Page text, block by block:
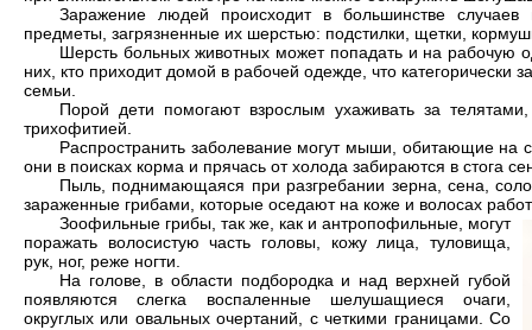
Заражение людей происходит в большинстве
предметы, загрязненные их шерстью: подстилки, щетки,
Шерсть больных животных может попадать и на рабочую
них, кто приходит домой в рабочей одежде, что категорически
семьи.
Порой дети помогают взрослым ухаживать за
трихофитией.
Распространить заболевание могут мыши, обитающие на
они в поисках корма и прячась от холода забираются в стога
Пыль, поднимающаяся при разгребании зерна, сена,
зараженные грибами, которые оседают на коже и волосах
Зоофильные грибы, так же, как и антропофильные, могут
поражать волосистую часть головы, кожу лица, туловища,
рук, ног, реже ногти.
На голове, в области подбородка и над верхней губой
появляются слегка воспаленные шелушащиеся очаги,
округлых или овальных очертаний, с четкими границами. Со